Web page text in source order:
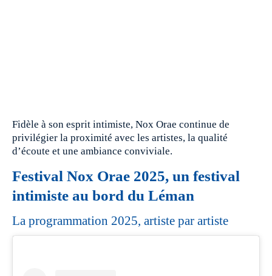
Fidèle à son esprit intimiste, Nox Orae continue de
privilégier la proximité avec les artistes, la qualité
d’écoute et une ambiance conviviale.
Festival Nox Orae 2025, un festival
intimiste au bord du Léman
La programmation 2025, artiste par artiste